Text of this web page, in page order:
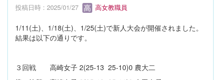
投稿日時 : 2025/01/27 高女教職員
1/11(土)、1/18(土)、1/25(土)で新人大会が開催されました。
結果は以下の通りです。
３回戦 高崎女子 2(25-13 25-10)0 農大二